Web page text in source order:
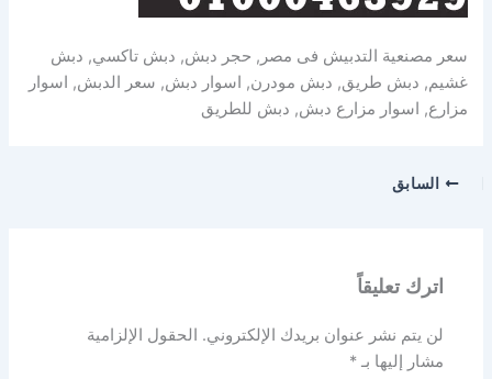
سعر مصنعية التدبيش فى مصر, حجر دبش, دبش تاكسي, دبش
غشيم, دبش طريق, دبش مودرن, اسوار دبش, سعر الدبش, اسوار
مزارع, اسوار مزارع دبش, دبش للطريق
السابق
اترك تعليقاً
لن يتم نشر عنوان بريدك الإلكتروني. الحقول الإلزامية
مشار إليها بـ*